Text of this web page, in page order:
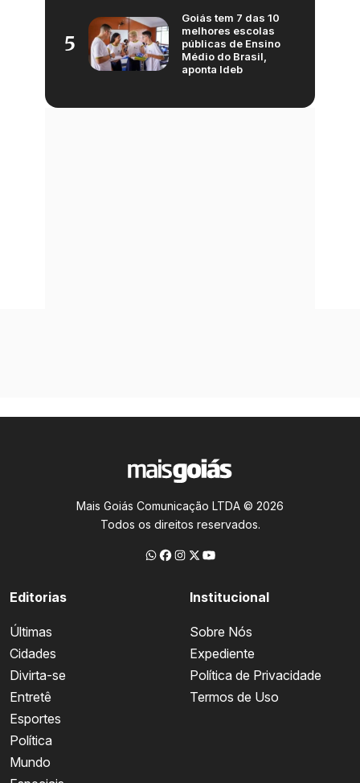
5
Goiás tem 7 das 10
melhores escolas
públicas de Ensino
Médio do Brasil,
aponta Ideb
Mais Goiás Comunicação LTDA © 2026
Todos os direitos reservados.
Editorias
Últimas
Cidades
Divirta-se
Entretê
Esportes
Política
Mundo
Institucional
Sobre Nós
Expediente
Política de Privacidade
Termos de Uso